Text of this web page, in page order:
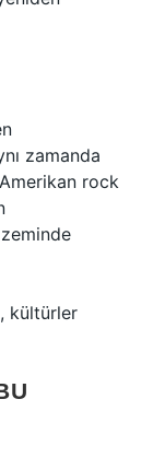
zamanda
rock
kültürler